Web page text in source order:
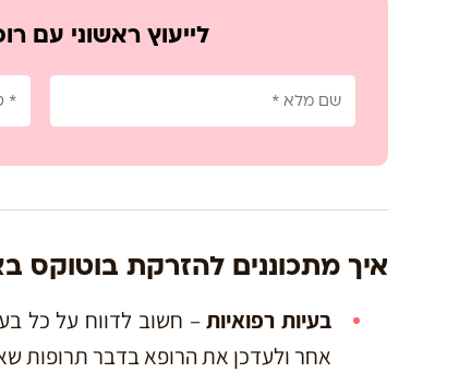
לייעוץ ראשוני עם
איך מתכוננים להזרקת בוטוקס
בעיות רפואיות– חשוב לדווח על כל
אחר ולעדכן את הרופא בדבר תרופות